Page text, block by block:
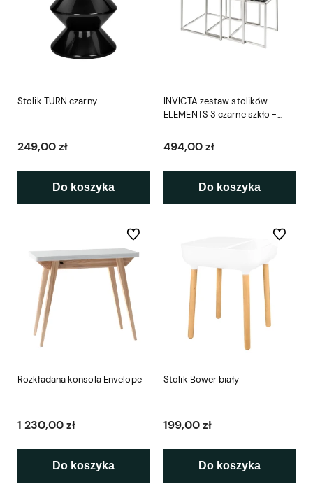
Stolik TURN czarny
249,00 zł
Do koszyka
INVICTA zestaw stolików
ELEMENTS 3 czarne szkło -
494,00 zł
Do koszyka
Rozkładana konsola Envelope
1 230,00 zł
Do koszyka
Do ulubionych
Stolik Bower biały
199,00 zł
Do koszyka
Do